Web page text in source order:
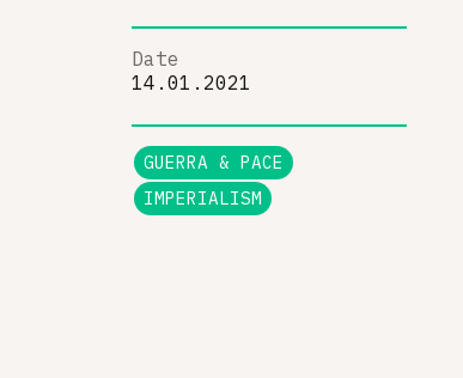
Date
14.01.2021
GUERRA & PACE
IMPERIALISM